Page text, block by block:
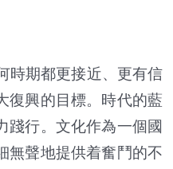
期都更接近、更有信
復興的目標。時代的藍
踐行。文化作為一個國
無聲地提供着奮鬥的不